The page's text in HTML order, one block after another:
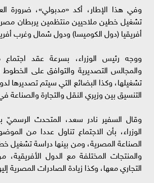
وفي هذا الإطار، أكد «مدبولي»، ضرورة
تشغيل خطين ملاحيين منتظمين يربطان
أفريقيا (دول الكوميسا) ودول شمال وغرب
ووجه رئيس الوزراء، بسرعة عقد اجتماع
والمجالس التصديرية والتوافق على الخطوط
تشغيلها، وكذا البضائع التي سيتم تصديرها
التنسيق بين وزيري النقل والتجارة والصناعة
وقال السفير نادر سعد، المتحدث
الوزراء، بأن الاجتماع تناول عددا من
الصناعة المصرية، ومن بينها دراسة تشغيل
والمنتجات المختلفة مع الدول الأفريقية،
التجاري معها، وكذا زيادة الصادرات المصرية